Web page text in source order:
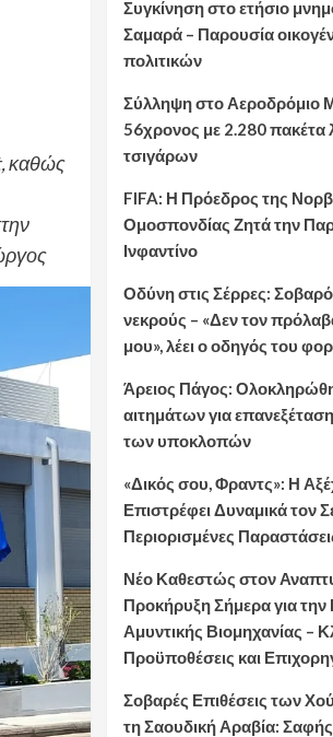
καθώς
Συγκίνηση στο ετήσιο
Σαμαρά – Παρουσία
πολιτικών
Σύλληψη στο Αεροδρόμιο
56χρονος με 2.280 πακέτα
τσιγάρων
FIFA: Η Πρόεδρος της
Ομοσπονδίας Ζητά την
Ινφαντίνο
Οδύνη στις Σέρρες:
νεκρούς – «Δεν τον
μου», λέει ο οδηγός του
Άρειος Πάγος:
αιτημάτων για
των υποκλοπών
«Δικός σου, Φραντς»: Η
Επιστρέφει Δυναμικά τον
Περιορισμένες
Νέο Καθεστώς στον
Προκήρυξη Σήμερα για την
Αμυντικής Βιομηχανίας –
Προϋποθέσεις και
Σοβαρές Επιθέσεις των
τη Σαουδική Αραβία: Σαφής